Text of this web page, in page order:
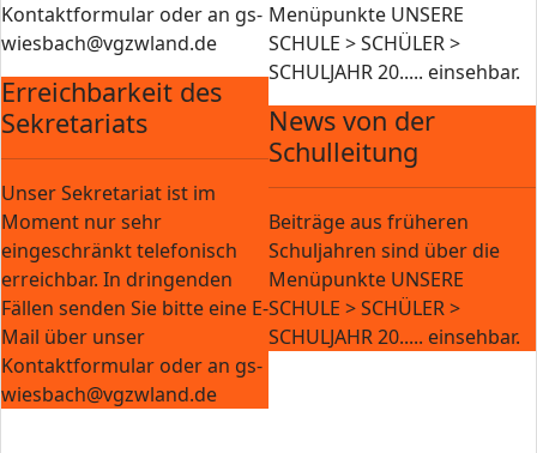
Kontaktformular oder an gs-
wiesbach@vgzwland.de
Erreichbarkeit des
Sekretariats
Unser Sekretariat ist im
Moment nur sehr
eingeschränkt telefonisch
erreichbar. In dringenden
Fällen senden Sie bitte eine E-
Mail über unser
Kontaktformular oder an gs-
wiesbach@vgzwland.de
Menüpunkte UNSERE
SCHULE > SCHÜLER >
SCHULJAHR 20..... einsehbar.
News von der
Schulleitung
Beiträge aus früheren
Schuljahren sind über die
Menüpunkte UNSERE
SCHULE > SCHÜLER >
SCHULJAHR 20..... einsehbar.